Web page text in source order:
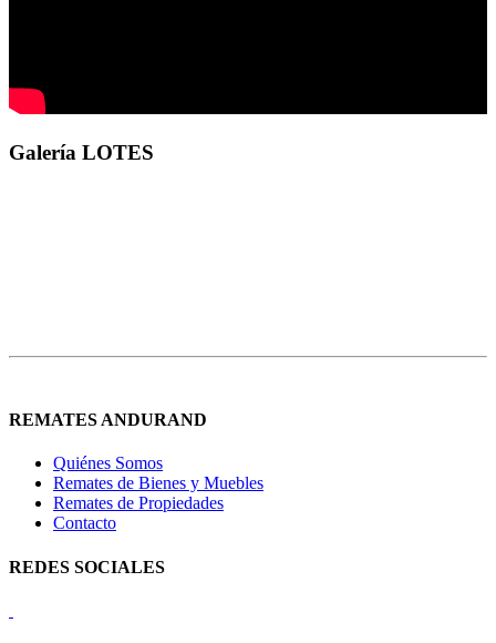
Galería LOTES
REMATES ANDURAND
Quiénes Somos
Remates de Bienes y Muebles
Remates de Propiedades
Contacto
REDES SOCIALES